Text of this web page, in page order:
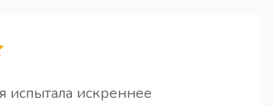
испытала искреннее